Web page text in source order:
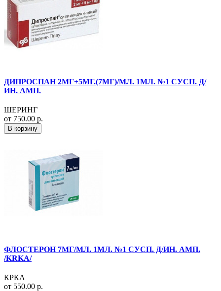
ДИПРОСПАН 2МГ+5МГ.(7МГ)/МЛ. 1МЛ. №1 СУСП. Д/
ИН. АМП.
ШЕРИНГ
от 750.00 р.
В корзину
ФЛОСТЕРОН 7МГ/МЛ. 1МЛ. №1 СУСП. Д/ИН. АМП.
/KRKA/
КРКА
от 550.00 р.